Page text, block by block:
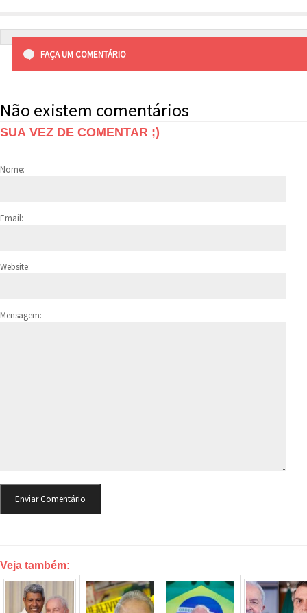
FAÇA UM COMENTÁRIO
Não existem comentários
SUA VEZ DE COMENTAR ;)
Nome:
Email:
Website:
Mensagem:
Veja também: